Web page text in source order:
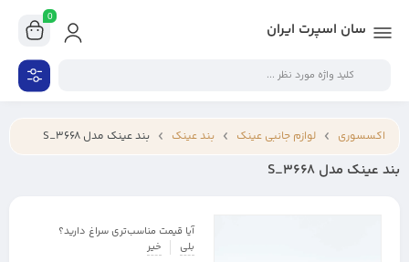
سان اسپرت ایران
0
اکسسوری لوازم جانبی عینک بند عینک بند عینک مدل S_3668
بند عینک مدل S_3668
آیا قیمت مناسب‌تری سراغ دارید؟
بلی
خیر